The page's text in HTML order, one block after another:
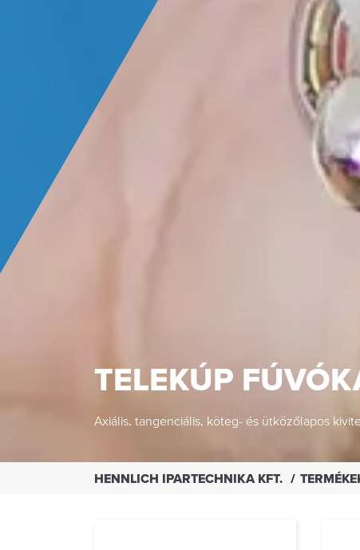
TELEKÚP
Axiális, tangenciális, köteg- és ütközőlapos
HENNLICH IPARTECHNIKA KFT.